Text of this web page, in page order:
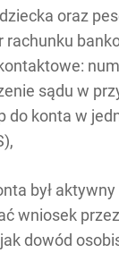
oraz
rachunku
sądu w
do konta w
był
wniosek
dowód